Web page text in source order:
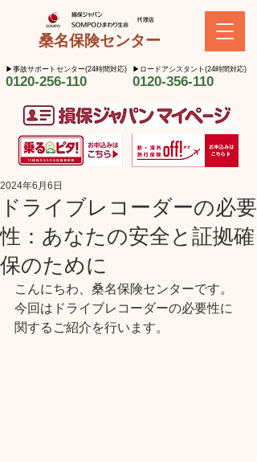
桑名保険センター
​▶︎事故サポートセンター(24時間対応)
0120-256-110
​▶︎ロードアシスタント(24時間対応)
0120-356-110
ドライブレコーダーの必要
性：あなたの安全と証拠確
保のために
2024年6月6日
こんにちわ、桑名保険センターです。
今回はドライブレコーダーの必要性に
関するご紹介を行います。